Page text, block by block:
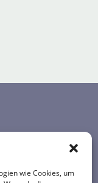
wie Cookies, um